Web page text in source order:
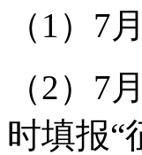
（1）7
（2）7
时填报“